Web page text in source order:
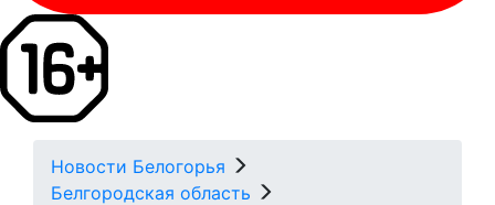
Новости Белогорья
Белгородская область